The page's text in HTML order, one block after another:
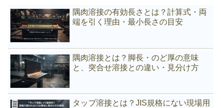
隅肉溶接の有効長さとは？計算式・両
端を引く理由・最小長さの目安
隅肉溶接とは？脚長・のど厚の意味
と、突合せ溶接との違い・見分け方
タップ溶接とは？JIS規格にない現場用